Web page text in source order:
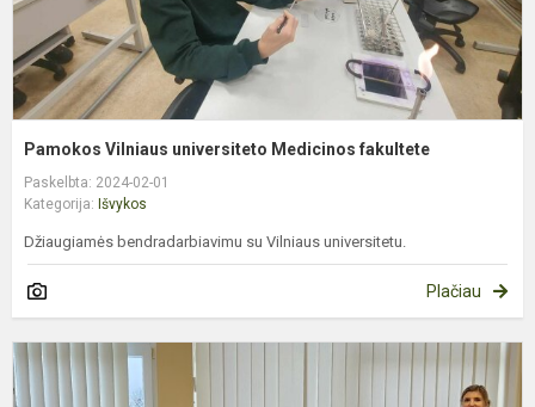
Pamokos Vilniaus universiteto Medicinos fakultete
Paskelbta: 2024-02-01
Kategorija: Išvykos
Džiaugiamės bendradarbiavimu su Vilniaus universitetu.
Plačiau